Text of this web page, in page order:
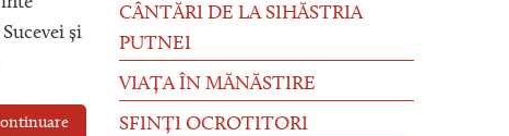
și
CÂNTĂRI DE LA SIHĂSTRIA
PUTNEI
VIAȚA ÎN MĂNĂSTIRE
SFINȚI OCROTITORI